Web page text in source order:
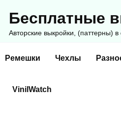
Бесплатные
Авторские выкройки, (паттерны)
Ремешки Чехлы
VinilWatch